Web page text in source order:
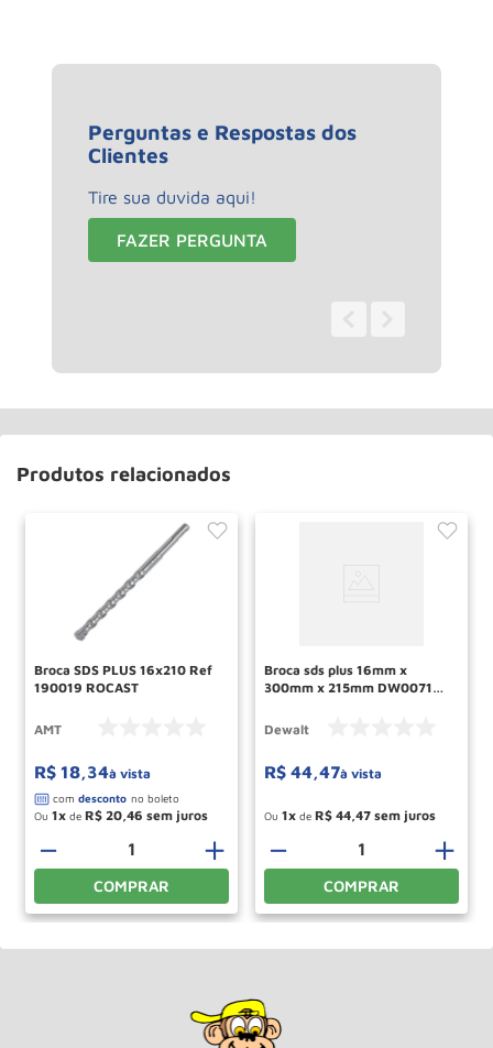
Perguntas e Respostas dos
Clientes
Tire sua duvida aqui!
FAZER PERGUNTA
Produtos relacionados
Broca SDS PLUS 16x210 Ref
190019 ROCAST
AMT
R$ 18,34à vista
Ou 1 de R$ 20,46
＋
－
COMPRAR
Broca sds plus 16mm x
300mm x 215mm DW00719
Dewalt
R$ 44,47à vista
Ou 1 de R$ 44,47
＋
－
COMPRAR